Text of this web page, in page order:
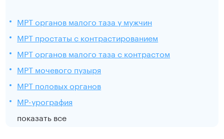
МРТ органов малого таза у мужчин
МРТ простаты с контрастированием
МРТ органов малого таза с контрастом
МРТ мочевого пузыря
МРТ половых органов
МР-урография
показать все